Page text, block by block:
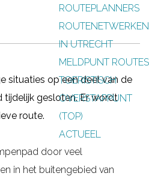
ROUTEPLANNERS
ROUTENETWERKEN
IN UTRECHT
MELDPUNT ROUTES
TOERISTISCH
OVERSTAPPUNT
(TOP)
ACTUEEL
situaties op een deel van de
tijdelijk gesloten. Er wordt
route.
door veel
in het buitengebied van